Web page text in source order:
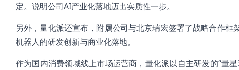
定。说明公司AI产业化落地迈出实质性一步。
另外，量化派还宣布，附属公司与北京瑞宏签署了战略合作
机器人的研发创新与商业化落地。
作为国内消费领域线上市场运营商，量化派以自主研发的“量